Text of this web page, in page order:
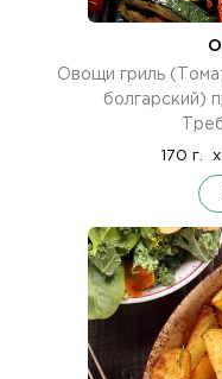
Овощи гриль
болгарский)
170 г. x